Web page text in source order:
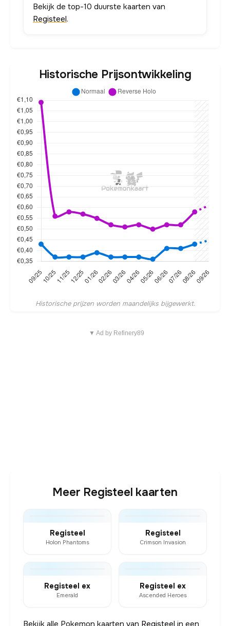
Bekijk de top-10 duurste kaarten van
Registeel.
Historische Prijsontwikkeling
Historische prijzen worden maandelijks bijgewerkt.
▼ Ad by Refinery89
Meer Registeel kaarten
Registeel
Holon Phantoms
Registeel
Crimson Invasion
Registeel ex
Emerald
Registeel ex
Ascended Heroes